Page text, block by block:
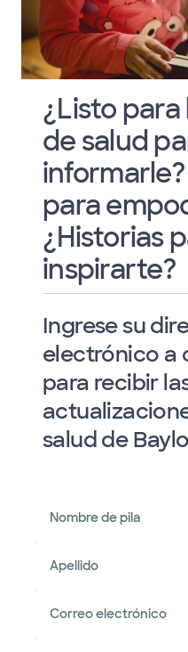
¿Listo
de salud
para
¿Historias
inspirarte?
Ingrese su
electrónico a
para recibir
salud de
Nombre de pila
Apellido
Correo electrónico